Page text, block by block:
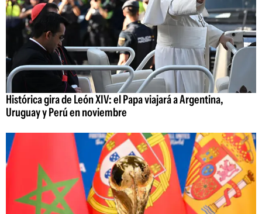
Histórica gira de León XIV: el Papa viajará a Argentina,
Uruguay y Perú en noviembre